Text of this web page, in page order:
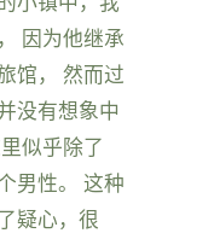
因为他继承
馆， 然而过
没有想象中
似乎除了
男性。 这种
疑心，很